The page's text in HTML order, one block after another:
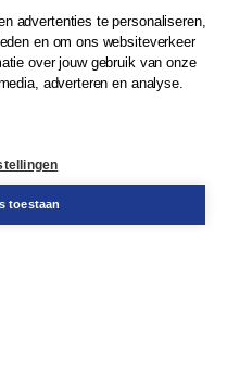
advertenties te personaliseren,
en om ons websiteverkeer
over jouw gebruik van onze
adverteren en analyse.
toestaan